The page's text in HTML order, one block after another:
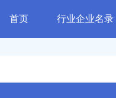
首页 行业企业名录